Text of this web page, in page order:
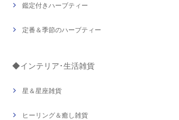
鑑定付きハーブティー
定番＆季節のハーブティー
◆インテリア･生活雑貨
星＆星座雑貨
ヒーリング＆癒し雑貨